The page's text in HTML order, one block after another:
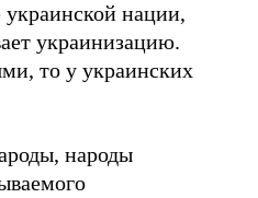
украинской нации,
украинизацию.
то у украинских
народы